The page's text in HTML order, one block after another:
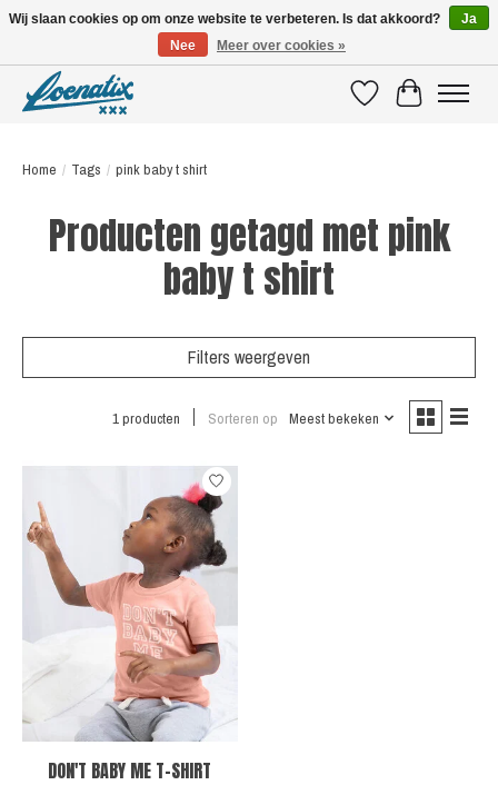
VerlanglijstWinkelwagen
Home / Tags / pink baby t shirt
Producten getagd met pink
baby t shirt
Filters weergeven
1 producten Sorteren op Meest bekeken
DON'T BABY ME T-SHIRT
Wij slaan cookies op om onze website te verbeteren. Is dat akkoord?
Ja
Nee
Meer over cookies »